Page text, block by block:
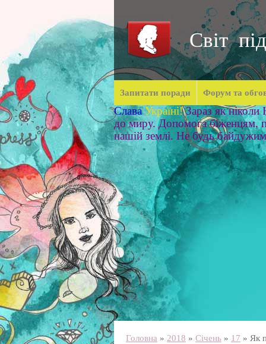
Світ
Запитати поради Форум та
Слава Україні! Зараз як
до миру. Допомога біженцям,
нашій землі. Не будь
Головна » 2018 » Січень » 17 » Як